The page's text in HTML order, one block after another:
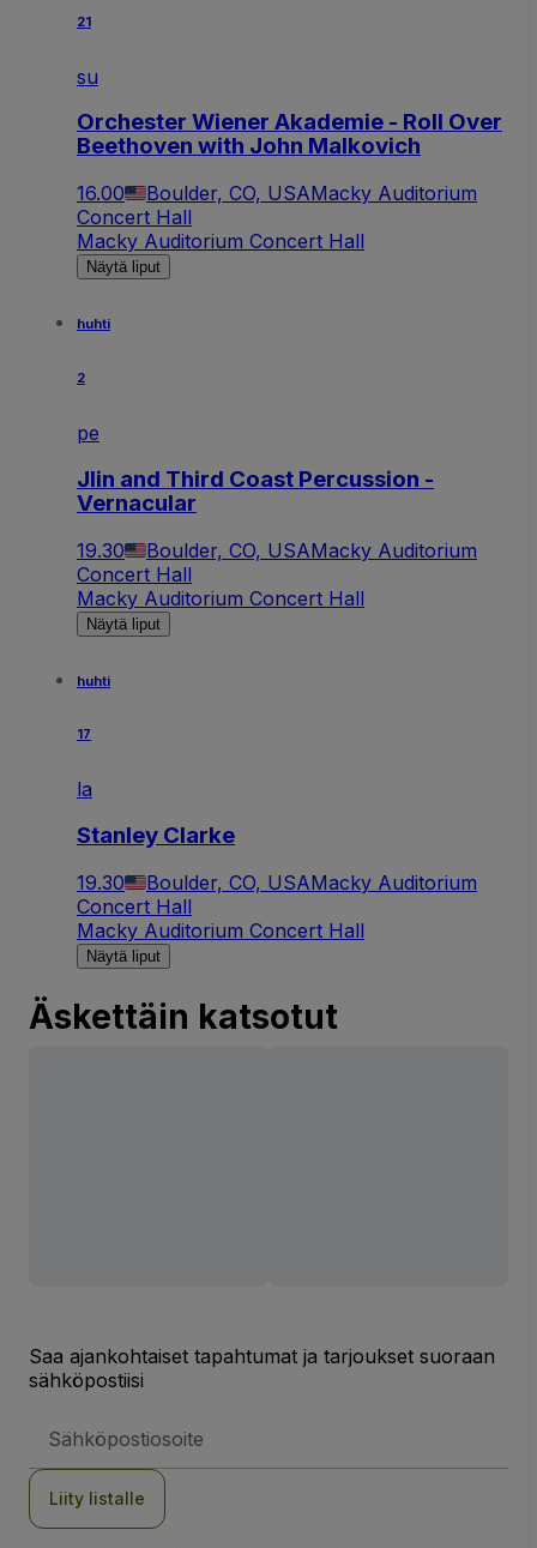
21
su
Orchester Wiener Akademie - Roll Over
Beethoven with John Malkovich
16.00 Boulder, CO, USAMacky Auditorium
Concert Hall
Macky Auditorium Concert Hall
Näytä liput
huhti
2
pe
Jlin and Third Coast Percussion -
Vernacular
19.30 Boulder, CO, USAMacky Auditorium
Concert Hall
Macky Auditorium Concert Hall
Näytä liput
huhti
17
la
Stanley Clarkе
19.30 Boulder, CO, USAMacky Auditorium
Concert Hall
Macky Auditorium Concert Hall
Näytä liput
Äskettäin katsotut
Saa ajankohtaiset tapahtumat ja tarjoukset suoraan
sähköpostiisi
Liity listalle